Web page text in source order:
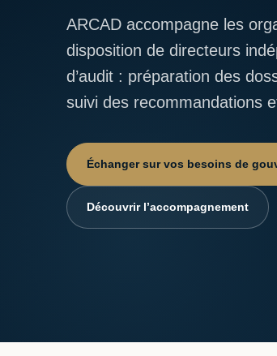
ARCAD accompagne les
disposition de directeurs
d’audit : préparation des
suivi des recommandations
Échanger sur vos besoins de
Découvrir l’accompagnement